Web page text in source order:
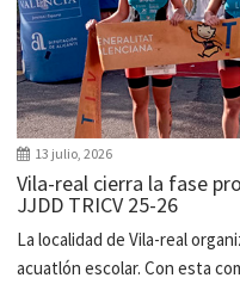
13 julio, 2026
Vila-real cierra la fase
JJDD TRICV 25-26
La localidad de Vila-real
acuatlón escolar. Con esta